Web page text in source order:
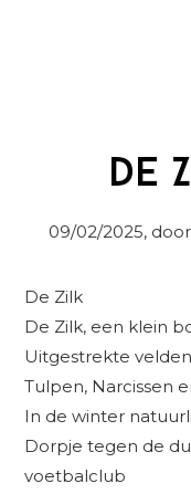
De
09/02/2025,
De Zilk
De Zilk, een klein
Uitgestrekte
Tulpen, Narcissen
In de winter
Dorpje tegen de
voetbalclub